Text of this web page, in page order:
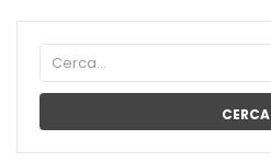
CERCA